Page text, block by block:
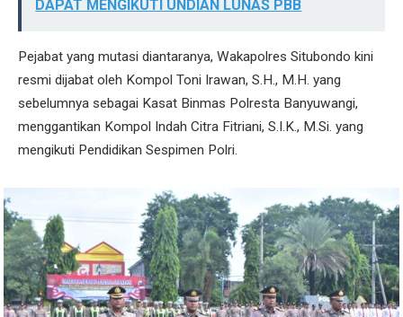
DAPAT MENGIKUTI UNDIAN LUNAS PBB
Pejabat yang mutasi diantaranya, Wakapolres Situbondo kini
resmi dijabat oleh Kompol Toni Irawan, S.H., M.H. yang
sebelumnya sebagai Kasat Binmas Polresta Banyuwangi,
menggantikan Kompol Indah Citra Fitriani, S.I.K., M.Si. yang
mengikuti Pendidikan Sespimen Polri.